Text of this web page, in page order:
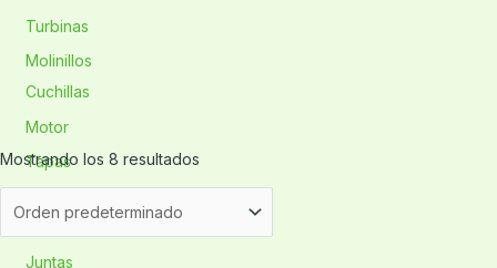
Turbinas
Molinillos
Cuchillas
Motor
Tapas
Juntas
Mostrando los 8 resultados